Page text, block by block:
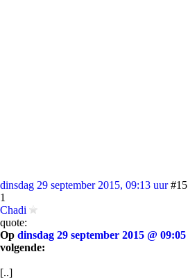
dinsdag 29 september 2015, 09:13 uur #15
1
Chadi
quote:
Op dinsdag 29 september 2015 @ 09:05
volgende:
[..]